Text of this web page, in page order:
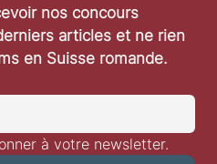
nos concours
articles et ne rien
en Suisse romande.
à votre newsletter.